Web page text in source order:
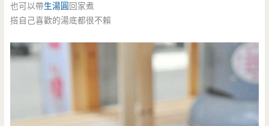
也可以帶生湯圓 回家煮
搭自己喜歡的湯底都很不賴